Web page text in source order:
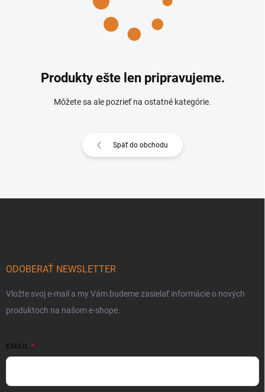
Produkty ešte len pripravujeme.
Môžete sa ale pozrieť na ostatné kategórie.
Späť do obchodu
ODOBERAŤ NEWSLETTER
Vložte svoj e-mail a my Vám budeme zasielať informácie o nových
produktoch na našom e-shope.
EMAIL